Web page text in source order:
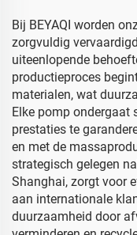
Bij BEYAQI worden
zorgvuldig
uiteenlopende
productieproces
materialen, wat
Elke pomp ondergaat
prestaties te
en met de
strategisch gelegen
Shanghai, zorgt voor
aan internationale
duurzaamheid door